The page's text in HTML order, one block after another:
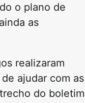
o plano de
as
realizaram
ajudar com as
do boletim